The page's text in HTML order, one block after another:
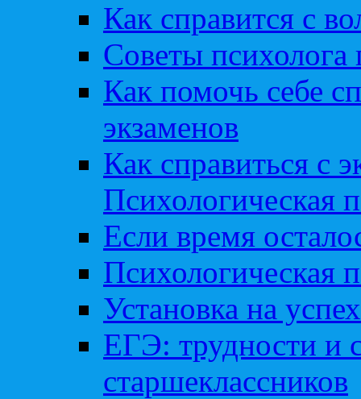
Как справится с
Советы
Как помочь себе
экзаменов
Как справиться с
Психологическая
Если время
Психологическая
Установка на успех
ЕГЭ: трудности и
старшеклассников